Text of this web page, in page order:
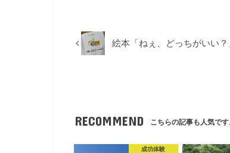
絵本「ねぇ、どっちがいい
RECOMMEND こちらの記事も人気です
成功体験